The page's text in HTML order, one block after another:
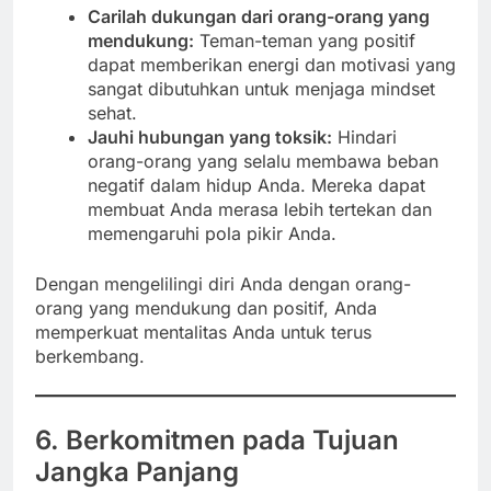
Carilah dukungan dari orang-orang yang
mendukung: Teman-teman yang positif
dapat memberikan energi dan motivasi yang
sangat dibutuhkan untuk menjaga mindset
sehat.
Jauhi hubungan yang toksik: Hindari
orang-orang yang selalu membawa beban
negatif dalam hidup Anda. Mereka dapat
membuat Anda merasa lebih tertekan dan
memengaruhi pola pikir Anda.
Dengan mengelilingi diri Anda dengan orang-
orang yang mendukung dan positif, Anda
memperkuat mentalitas Anda untuk terus
berkembang.
6. Berkomitmen pada Tujuan
Jangka Panjang